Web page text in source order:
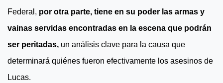
Federal, por otra parte, tiene en su poder las armas y
vainas servidas encontradas en la escena que podrán
ser peritadas, un análisis clave para la causa que
determinará quiénes fueron efectivamente los asesinos de
Lucas.